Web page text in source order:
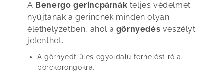
A Benergo gerincpárnák teljes védelmet
nyújtanak a gerincnek minden olyan
élethelyzetben, ahol a görnyedés veszélyt
jelenthet.
A görnyedt ülés egyoldalú terhelést ró a
porckorongokra.